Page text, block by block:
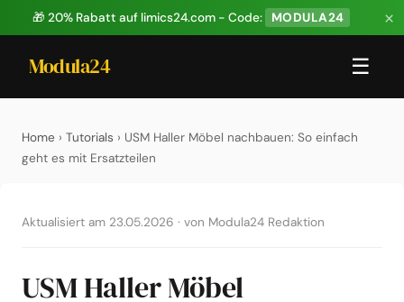
🎁 20% Rabatt auf limics24.com - Code: MODULA24 ×
Modula24 ☰
Home › Tutorials › USM Haller Möbel nachbauen: So einfach
geht es mit Ersatzteilen
Aktualisiert am 23.05.2026 · von Modula24 Redaktion
USM Haller Möbel